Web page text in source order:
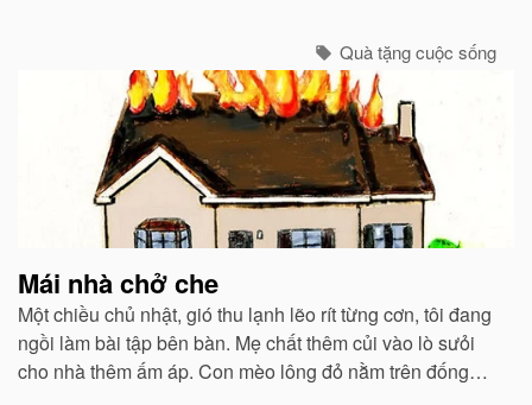
Quà tặng cuộc sống
Mái nhà chở che
Một chiều chủ nhật, gió thu lạnh lẽo rít từng cơn, tôi đang
ngồi làm bài tập bên bàn. Mẹ chất thêm củi vào lò sưỏi
cho nhà thêm ấm áp. Con mèo lông đỏ nằm trên đống